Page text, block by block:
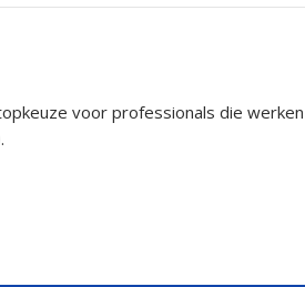
voor professionals die